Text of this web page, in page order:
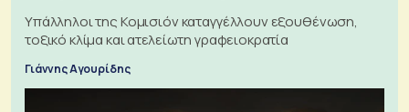
Υπάλληλοι της Κομισιόν καταγγέλλουν εξουθένωση,
τοξικό κλίμα και ατελείωτη γραφειοκρατία
Γιάννης Αγουρίδης